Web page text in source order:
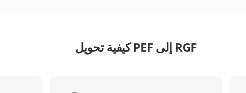
كيفية تحويل PEF إلى RGF